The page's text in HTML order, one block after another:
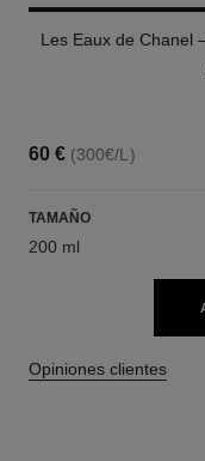
Les Eaux de Chanel
60 € (300€/L)
TAMAÑO
200 ml
Opiniones clientes